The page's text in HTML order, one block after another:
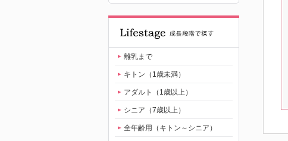
離乳まで
キトン（1歳未満）
アダルト（1歳以上）
シニア（7歳以上）
全年齢用（キトン～シニア）